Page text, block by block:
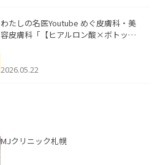
わたしの名医Youtube めぐ皮膚科・美
容皮膚科「【ヒアルロン酸×ボトック
た。
2026.05.22
MJクリニック札幌